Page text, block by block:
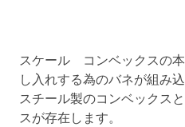
スケール コンベックスの
し入れする為のバネが組み
スチール製のコンベックス
スが存在します。